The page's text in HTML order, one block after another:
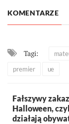
KOMENTARZE
Tagi:
premier
ue
Fałszywy zakaz
Halloween,
działają